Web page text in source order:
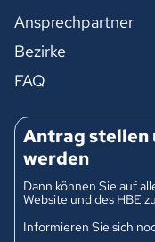
Ansprechpartner
Bezirke
FAQ
Antrag stellen
werden
Dann können Sie auf
Website und des HBE
Informieren Sie sich